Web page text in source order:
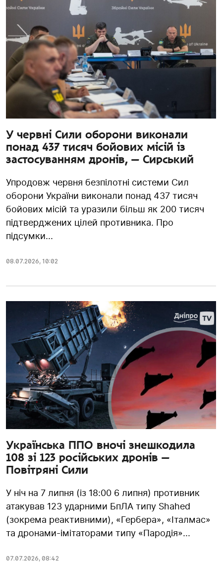
У червні Сили оборони виконали
понад 437 тисяч бойових місій із
застосуванням дронів, — Сирський
Упродовж червня безпілотні системи Сил
оборони України виконали понад 437 тисяч
бойових місій та уразили більш як 200 тисяч
підтверджених цілей противника. Про
підсумки...
08.07.2026, 10:02
Українська ППО вночі знешкодила
108 зі 123 російських дронів —
Повітряні Сили
У ніч на 7 липня (із 18:00 6 липня) противник
атакував 123 ударними БпЛА типу Shahed
(зокрема реактивними), «Гербера», «Італмас»
та дронами-імітаторами типу «Пародія»...
07.07.2026, 08:42